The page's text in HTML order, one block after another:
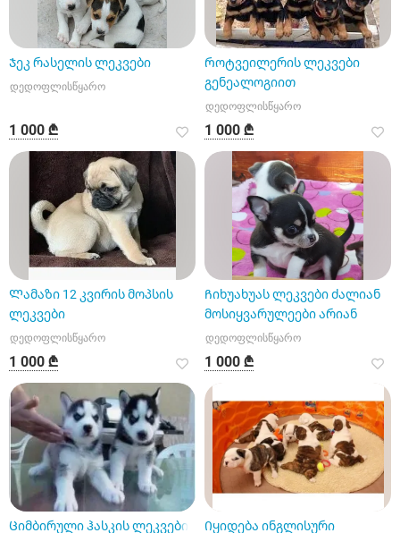
Ჯეკ რასელის ლეკვები
დედოფლისწყარო
1 000 ₾
Როტვეილერის ლეკვები
გენეალოგიით
დედოფლისწყარო
1 000 ₾
Ლამაზი 12 კვირის მოპსის
ლეკვები
დედოფლისწყარო
1 000 ₾
Ჩიხუახუას ლეკვები ძალიან
მოსიყვარულეები არიან
დედოფლისწყარო
1 000 ₾
Ციმბირული ჰასკის ლეკვები
Იყიდება ინგლისური